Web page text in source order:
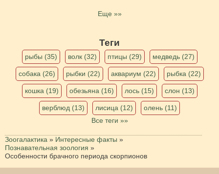
Еще »»
Теги
рыбы (35) волк (32) птицы (29) медведь (27)
собака (26) рыбки (22) аквариум (22) рыбка (22)
кошка (19) обезьяна (16) лось (15) слон (13)
верблюд (13) лисица (12)
олень (11)
Все теги »»
Зоогалактика » Интересные факты »
Познавательная зоология »
Особенности брачного периода скорпионов